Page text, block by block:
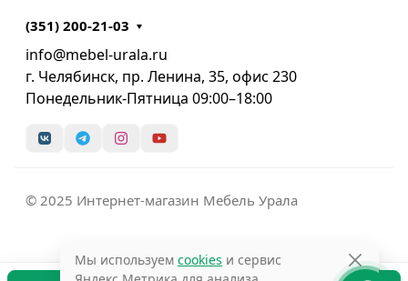
(351) 200-21-03
info@mebel-urala.ru
г. Челябинск, пр. Ленина, 35, офис 230
Понедельник-Пятница 09:00–18:00
© 2025 Интернет-магазин Мебель Урала
Мы используем cookies и сервис